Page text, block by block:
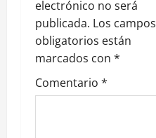
n
d
e
electrónico no será
publicada. Los campos
obligatorios están
marcados con *
Comentario *